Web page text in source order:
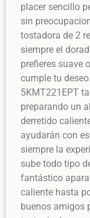
placer sencillo
sin
tostadora de 2
siempre el
prefieres suave
cumple tu
5KMT221EPT
preparando un
derretido
ayudarán con
siempre la
sube todo tipo
fantástico
caliente hasta
buenos amigos